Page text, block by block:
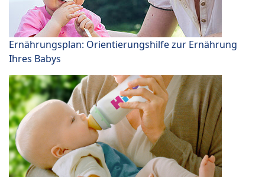
Ernährungsplan: Orientierungshilfe zur Ernährung
Ihres Babys